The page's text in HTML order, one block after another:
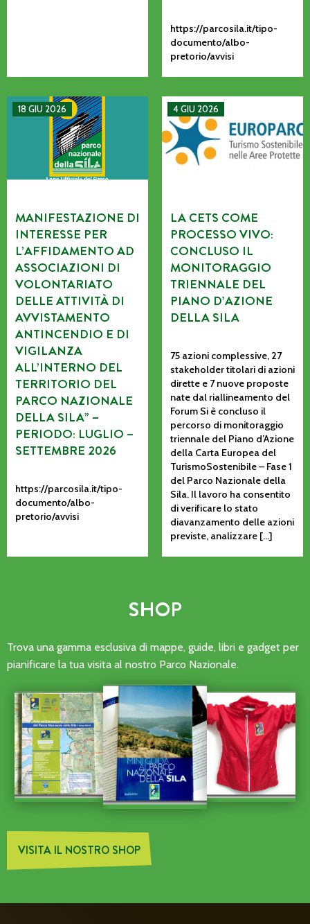
https://parcosila.it/tipo-
documento/albo-
pretorio/avvisi
18 GIU 2026
MANIFESTAZIONE DI INTERESSE PER L’AFFIDAMENTO
MANIFESTAZIONE DI
INTERESSE PER
L’AFFIDAMENTO AD
ASSOCIAZIONI DI
VOLONTARIATO
DELLE ATTIVITÀ DI
AVVISTAMENTO
ANTINCENDIO E DI
VIGILANZA
ALL’INTERNO DEL
TERRITORIO DEL
PARCO NAZIONALE
DELLA SILA” –
PERIODO: LUGLIO –
SETTEMBRE 2026
https://parcosila.it/tipo-
documento/albo-
pretorio/avvisi
4 GIU 2026
La CETS come processo
LA CETS COME
PROCESSO VIVO:
CONCLUSO IL
MONITORAGGIO
TRIENNALE DEL
PIANO D’AZIONE
DELLA SILA
75 azioni complessive, 27
stakeholder titolari di azioni
dirette e 7 nuove proposte
nate dal riallineamento del
Forum Si è concluso il
percorso di monitoraggio
triennale del Piano d’Azione
della Carta Europea del
TurismoSostenibile – Fase 1
del Parco Nazionale della
Sila. Il lavoro ha consentito
di verificare lo stato
diavanzamento delle azioni
previste, analizzare […]
SHOP
Trova una gamma esclusiva di mappe, guide, libri e gadget per
pianificare la tua visita al nostro Parco Nazionale.
VISITA IL NOSTRO SHOP